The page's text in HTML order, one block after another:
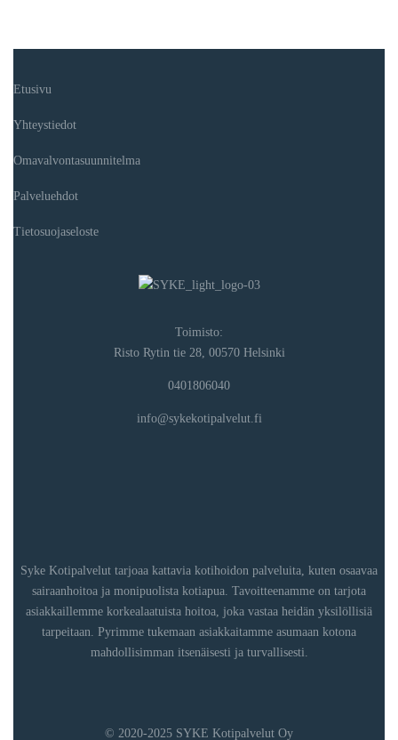
Etusivu
Yhteystiedot
Omavalvontasuunnitelma
Palveluehdot
Tietosuojaseloste
Toimisto:
Risto Rytin tie 28, 00570 Helsinki
0401806040
info@sykekotipalvelut.fi
Syke Kotipalvelut tarjoaa kattavia kotihoidon palveluita, kuten osaavaa
sairaanhoitoa ja monipuolista kotiapua. Tavoitteenamme on tarjota
asiakkaillemme korkealaatuista hoitoa, joka vastaa heidän yksilöllisiä
tarpeitaan. Pyrimme tukemaan asiakkaitamme asumaan kotona
mahdollisimman itsenäisesti ja turvallisesti.
© 2020-2025 SYKE Kotipalvelut Oy